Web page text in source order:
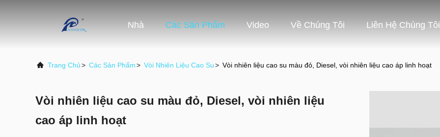
Nhà Các Sản Phẩm Video Về Chúng Tôi Liên Hệ Chúng Tôi
Trang Chủ> Các Sản Phẩm> Vòi Nhiên Liệu Cao Su> Vòi nhiên liệu cao su màu đỏ, Diesel, vòi nhiên liệu cao áp linh hoạt
Vòi nhiên liệu cao su màu đỏ, Diesel, vòi nhiên liệu
cao áp linh hoạt